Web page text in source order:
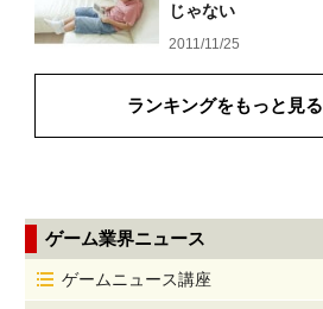
じゃない
2011/11/25
ランキングをもっと見る
ゲーム業界ニュース
ゲームニュース講座